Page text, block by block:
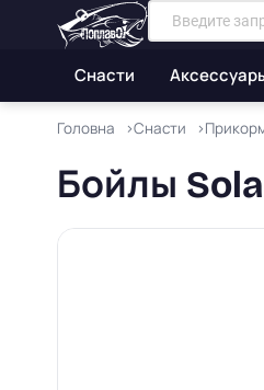
Снасти
Головна Снасти
Бойлы